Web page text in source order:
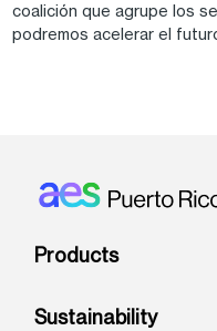
coalición que agrupe los
podremos acelerar el
Footer: Puerto rico
Products
Sustainability